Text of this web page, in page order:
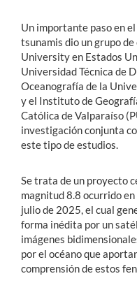
Un importante paso en
tsunamis dio un grupo
University en Estados
Universidad Técnica de
Oceanografía de la
y el Instituto de
Católica de Valparaíso
investigación conjunta
este tipo de estudios.
Se trata de un proyecto
magnitud 8.8 ocurrido
julio de 2025, el cual
forma inédita por un
imágenes
por el océano que
comprensión de estos